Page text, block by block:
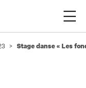
Stage danse « Les